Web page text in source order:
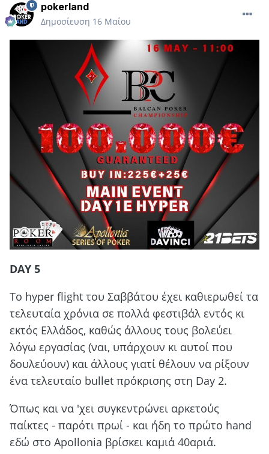
pokerland
Δημοσίευση 16 Μαίου
DAY 5
Το hyper flight του Σαββάτου έχει καθιερωθεί τα
τελευταία χρόνια σε πολλά φεστιβάλ εντός κι
εκτός Ελλάδος, καθώς άλλους τους βολεύει
λόγω εργασίας (ναι, υπάρχουν κι αυτοί που
δουλεύουν) και άλλους γιατί θέλουν να ρίξουν
ένα τελευταίο bullet πρόκρισης στη Day 2.
Όπως και να 'χει συγκεντρώνει αρκετούς
παίκτες - παρότι πρωί - και ήδη το πρώτο hand
εδώ στο Apollonia βρίσκει καμιά 40αριά.